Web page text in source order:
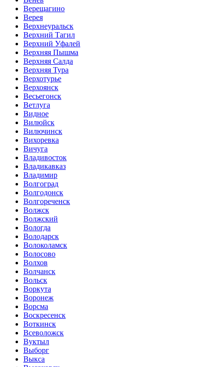
Верещагино
Верея
Верхнеуральск
Верхний Тагил
Верхний Уфалей
Верхняя Пышма
Верхняя Салда
Верхняя Тура
Верхотурье
Верхоянск
Весьегонск
Ветлуга
Видное
Вилюйск
Вилючинск
Вихоревка
Вичуга
Владивосток
Владикавказ
Владимир
Волгоград
Волгодонск
Волгореченск
Волжск
Волжский
Вологда
Володарск
Волоколамск
Волосово
Волхов
Волчанск
Вольск
Воркута
Воронеж
Ворсма
Воскресенск
Воткинск
Всеволожск
Вуктыл
Выборг
Выкса